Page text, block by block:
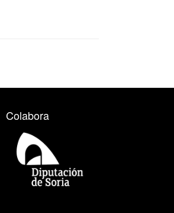
Colabora